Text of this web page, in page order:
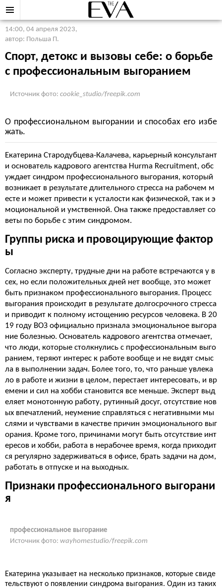
14:00, 04 апреля 2023,
автор: Польша П.
Спорт, детокс и вызовы себе: о борьбе
с профессиональным выгоранием
Источник фото: cookie_studio/freepik.com
О профессиональном выгорании и способах его избе
жать.
Екатерина Стародубцева-Калачева, карьерный консультант
и основатель кадрового агентства Hurma Recruitment, обс
уждает синдром профессионального выгорания, который
возникает в результате длительного стресса на рабочем м
есте и может привести к усталости как физической, так и э
моциональной и умственной. Она также предоставляет со
веты по борьбе с этим синдромом.
Группы риска и провоцирующие фактор
ы
Согласно эксперту, трудные дни на работе встречаются у в
сех, но если положительных дней нет вообще, это может
быть признаком профессионального выгорания. Процесс
выгорания происходит в результате долгосрочного стресса
и приводит к полному истощению ресурсов человека. В 20
19 году ВОЗ официально признала эмоциональное выгора
ние болезнью. Основатель кадрового агентства отмечает,
что люди, которые столкнулись с профессиональным выго
ранием, теряют интерес к работе вообще и не видят смыс
ла в выполнении задач. Более того, то, что раньше увлека
ло в работе и жизни в целом, перестает интересовать, и вр
емени и сил на хобби становится все меньше. Эксперт выд
еляет монотонную работу, рутинный досуг, отсутствие нов
ых впечатлений, неумение справляться с негативными мы
слями и чувствами в качестве причин эмоционального выг
орания. Кроме того, причинами могут быть отсутствие инт
ересов и хобби, работа в нерабочее время, когда приходит
ся регулярно задерживаться в офисе, брать задачи на дом,
работать в отпуске и на выходных.
Признаки профессионального выгорани
я
профессиональное выгорание
Источник фото: wayhomestudio/freepik.com
Екатерина указывает на несколько признаков, которые свиде
тельствуют о появлении синдрома выгорания. Один из таких